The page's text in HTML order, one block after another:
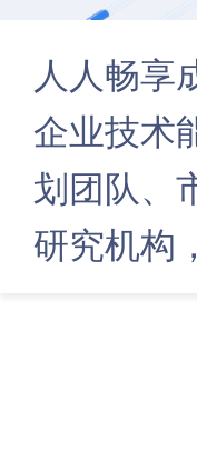
人人畅享
企业技术
划团队、
研究机构